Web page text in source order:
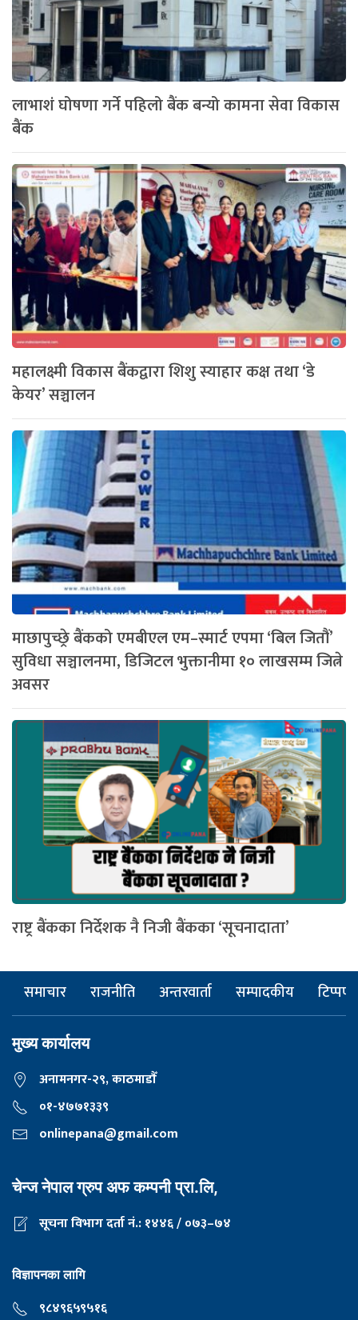
लाभाशं घोषणा गर्ने पहिलो बैंक बन्यो कामना सेवा विकास
बैंक
महालक्ष्मी विकास बैंकद्वारा शिशु स्याहार कक्ष तथा ‘डे
केयर’ सञ्चालन
माछापुच्छ्रे बैंकको एमबीएल एम–स्मार्ट एपमा ‘बिल जितौं’
सुविधा सञ्चालनमा, डिजिटल भुक्तानीमा १० लाखसम्म जित्ने
अवसर
राष्ट्र बैंकका निर्देशक नै निजी बैंकका ‘सूचनादाता’
समाचार राजनीति अन्तरवार्ता सम्पादकीय टिप्पणी
मुख्य कार्यालय
अनामनगर-२९, काठमाडाैँ
०१-४७७१३३९
onlinepana@gmail.com
चेन्ज नेपाल ग्रुप अफ कम्पनी प्रा.लि,
सूचना विभाग दर्ता नं.: १४४६ / ०७३–७४
विज्ञापनका लागि
९८४९६५९५१६